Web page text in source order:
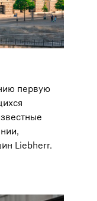
первую
Liebherr.